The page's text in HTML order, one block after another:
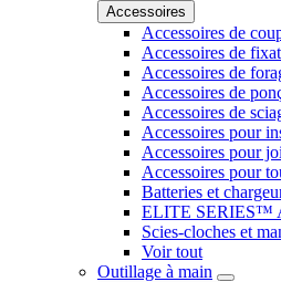
Accessoires
Accessoires de
Accessoires de
Accessoires de
Accessoires de
Accessoires de
Accessoires pour
Accessoires pour
Accessoires pour
Batteries et
ELITE SERIES™
Scies-cloches et
Voir tout
Outillage à main